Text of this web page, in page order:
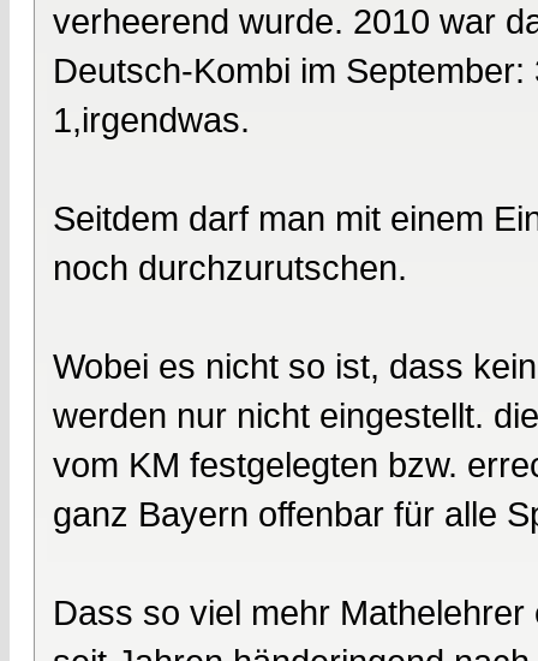
verheerend wurde. 2010 war
Deutsch-Kombi im
1,irgendwas.
Seitdem darf man mit einem
noch durchzurutschen.
Wobei es nicht so ist, dass
werden nur nicht eingestellt.
vom KM festgelegten bzw.
ganz Bayern offenbar für alle
Dass so viel mehr